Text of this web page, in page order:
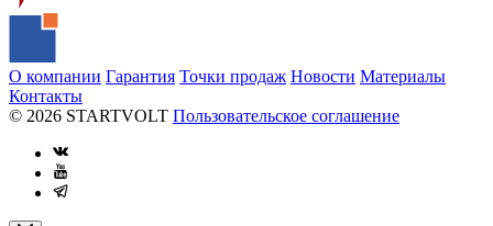
О компании Гарантия Точки продаж Новости Материалы
Контакты
© 2026 STARTVOLT Пользовательское соглашение